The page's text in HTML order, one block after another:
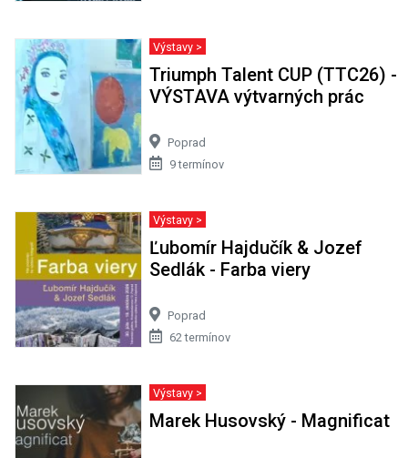
Výstavy >
Triumph Talent CUP (TTC26) -
VÝSTAVA výtvarných prác
Poprad
9 termínov
Výstavy >
Ľubomír Hajdučík & Jozef
Sedlák - Farba viery
Poprad
62 termínov
Výstavy >
Marek Husovský - Magnificat